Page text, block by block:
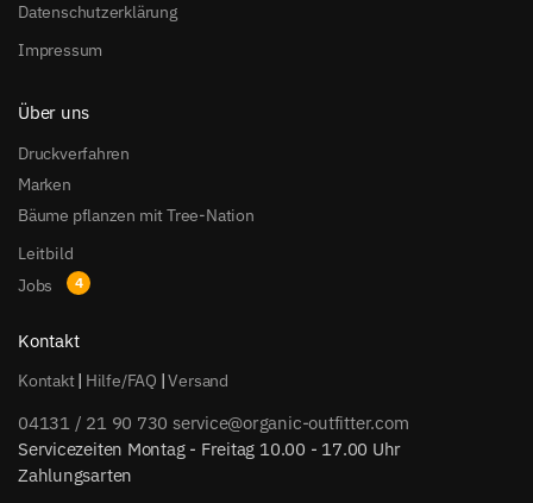
Datenschutzerklärung
Impressum
Über uns
Druckverfahren
Marken
Bäume pflanzen mit Tree-Nation
Leitbild
Jobs
Kontakt
Kontakt| Hilfe/FAQ |Versand
04131 / 21 90 730 service@organic-outfitter.com
Servicezeiten Montag - Freitag 10.00 - 17.00 Uhr
Zahlungsarten